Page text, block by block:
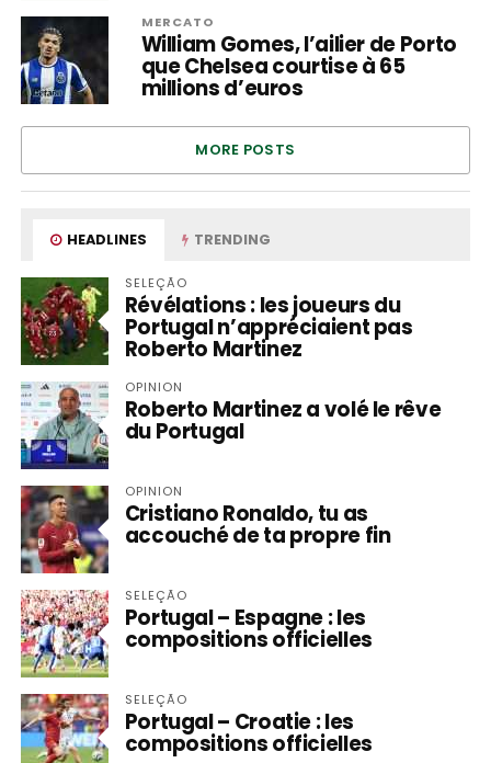
MERCATO
William Gomes, l’ailier de Porto
que Chelsea courtise à 65
millions d’euros
MORE POSTS
HEADLINES TRENDING
SELEÇÃO
Révélations : les joueurs du
Portugal n’appréciaient pas
Roberto Martinez
OPINION
Roberto Martinez a volé le rêve
du Portugal
OPINION
Cristiano Ronaldo, tu as
accouché de ta propre fin
SELEÇÃO
Portugal – Espagne : les
compositions officielles
SELEÇÃO
Portugal – Croatie : les
compositions officielles